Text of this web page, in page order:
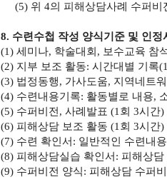
(5) 위 4의 피해상담사례 수퍼
8. 수련수첩 작성 양식기준 및 인정
(1) 세미나, 학술대회 , 보수교육 참
(2) 지부 보조 활동: 시간대별 기록
(3) 법정동행, 가사도움, 지역네트
(4) 수련내용기록: 활동별로 내용,
(5) 수퍼비전 , 사례발표 (1 회 3시간)
(6) 피해상담 보조 활동 (1 회 3시간)
(7) 수련 확인서 : 일반적인 수련내용
(8) 피해상담실습 확인서 : 피해상
(9) 수퍼비전 양식: 피해상담 수퍼